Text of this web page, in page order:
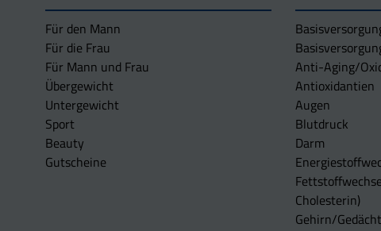
Für den Mann
Für die Frau
Für Mann und Frau
Übergewicht
Untergewicht
Sport
Beauty
Gutscheine
Anti-Aging/
Antioxidantien
Augen
Blutdruck
Darm
Cholesterin)
Gehirn/